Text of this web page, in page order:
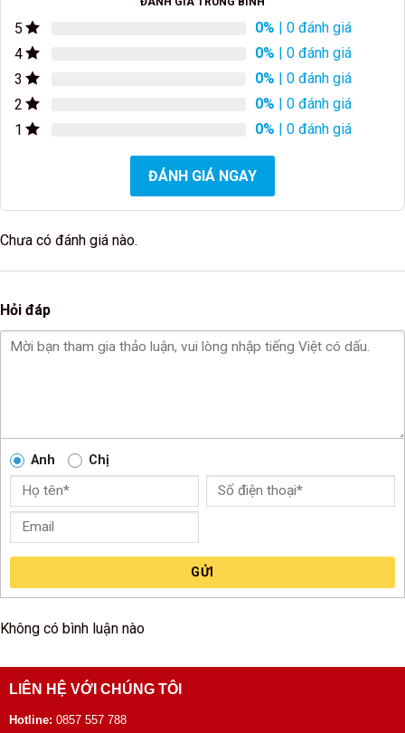
5 0% | 0 đánh giá
4
0% | 0 đánh giá
3
0% | 0 đánh giá
2
0% | 0 đánh giá
1
0% | 0 đánh giá
ĐÁNH GIÁ NGAY
Chưa có đánh giá nào.
Hỏi đáp
Anh Chị
GỬI
Không có bình luận nào
LIÊN HỆ VỚI CHÚNG TÔI
Hotline: 0857 557 788